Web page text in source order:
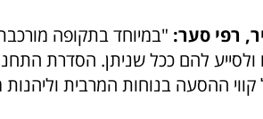
רפי סער: "במיוחד בתקופה מורכבת
להם ככל שניתן. הסדרת
ההסעה בנוחות המרבית